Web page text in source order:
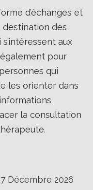
d’échanges et
destination des
aux
pour
qui
les orienter dans
la consultation
Décembre 2026